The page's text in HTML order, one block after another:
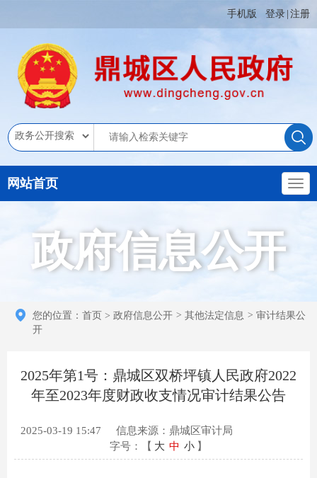
手机版 登录 注册
网站首页
政府信息公开
您的位置： 首页 > 政府信息公开 > 其他法定信息 > 审计结果公
开
2025年第1号：鼎城区双桥坪镇人民政府2022
年至2023年度财政收支情况审计结果公告
2025-03-19 15:47
信息来源：鼎城区审计局
字号：【 大 中 小 】